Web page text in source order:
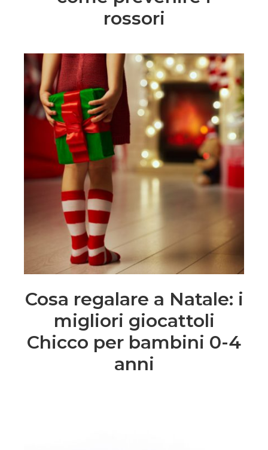
rossori
Cosa regalare a Natale: i
migliori giocattoli
Chicco per bambini 0-4
anni